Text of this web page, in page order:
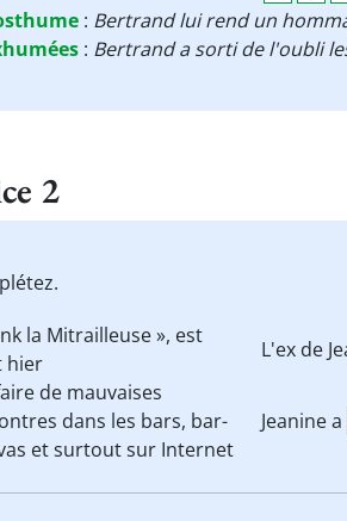
: Bertrand lui rend un
: Bertrand a sorti de l'oubli
2
la Mitrailleuse », est
hier
L'ex de
de mauvaises
dans les bars, bar-
et surtout sur Internet
Jeanine a